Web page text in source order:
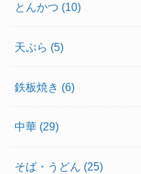
とんかつ (10)
天ぷら (5)
鉄板焼き (6)
中華 (29)
そば・うどん (25)